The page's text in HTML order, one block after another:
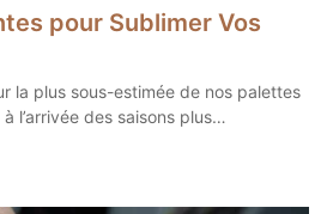
pour Sublimer Vos
la plus sous-estimée de nos palettes
l’arrivée des saisons plus…